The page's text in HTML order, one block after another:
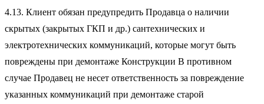
4.13. Клиент обязан предупредить Продавца о наличии
скрытых (закрытых ГКП и др.) сантехнических и
электротехнических коммуникаций, которые могут быть
повреждены при демонтаже Конструкции В противном
случае Продавец не несет ответственность за повреждение
указанных коммуникаций при демонтаже старой